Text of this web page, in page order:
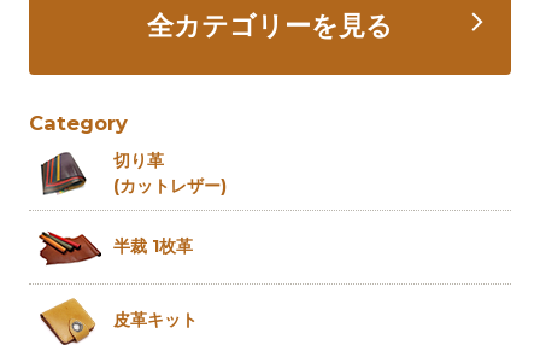
全カテゴリーを見る
Category
切り革
(カットレザー)
半裁 1枚革
皮革キット